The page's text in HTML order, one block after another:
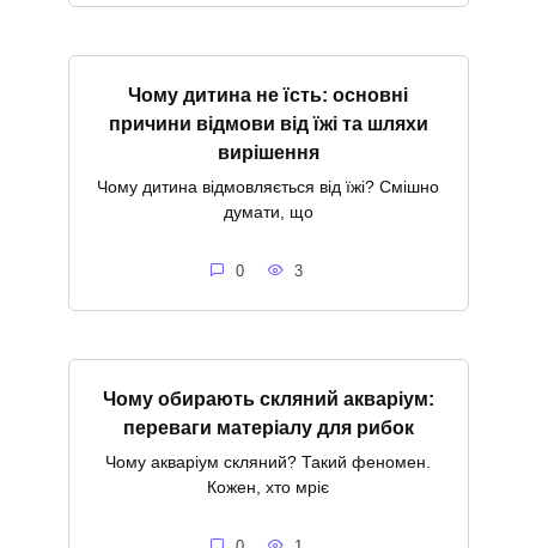
Чому дитина не їсть: основні
причини відмови від їжі та шляхи
вирішення
Чому дитина відмовляється від їжі? Смішно
думати, що
0 3
Чому обирають скляний акваріум:
переваги матеріалу для рибок
Чому акваріум скляний? Такий феномен.
Кожен, хто мріє